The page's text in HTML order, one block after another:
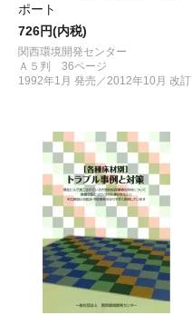
ポート
726円(内税)
関西環境開発センター
Ａ５判 36ページ
1992年1月 発売／2012年10月 改訂